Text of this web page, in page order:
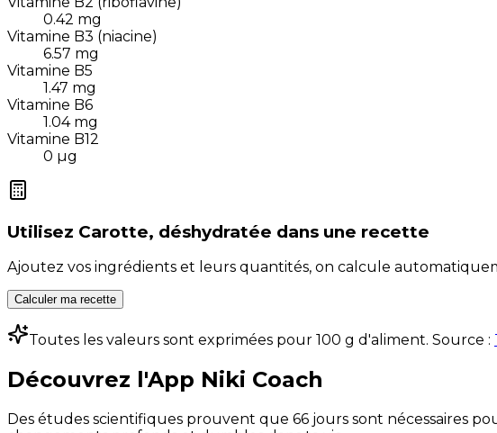
0.42 mg
Vitamine B3 (niacine)
6.57 mg
Vitamine B5
1.47 mg
Vitamine B6
1.04 mg
Vitamine B12
0 µg
Utilisez Carotte, déshydratée dans une recette
Ajoutez vos ingrédients et leurs quantités, on calcule
Calculer ma recette
Toutes les valeurs sont exprimées pour 100 g d'aliment. Source :
Découvrez l'App Niki Coach
Des études scientifiques prouvent que 66 jours sont nécessaires